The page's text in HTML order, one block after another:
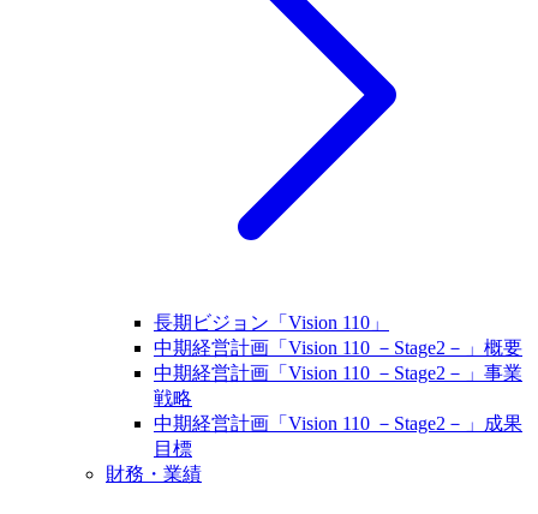
長期ビジョン「Vision 110」
中期経営計画「Vision 110 －Stage2－」概要
中期経営計画「Vision 110 －Stage2－」事業
戦略
中期経営計画「Vision 110 －Stage2－」成果
目標
財務・業績